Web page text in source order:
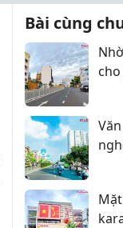
*
Bài cùng